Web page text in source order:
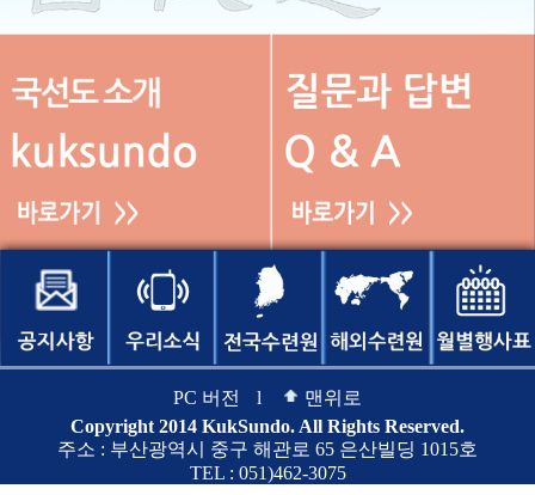
PC 버전 l
맨위로
Copyright 2014 KukSundo. All Rights Reserved.
주소 : 부산광역시 중구 해관로 65 은산빌딩 1015호
TEL : 051)462-3075